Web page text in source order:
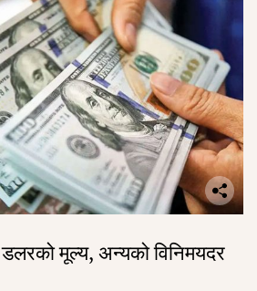
मूल्य, अन्यको विनिमयदर